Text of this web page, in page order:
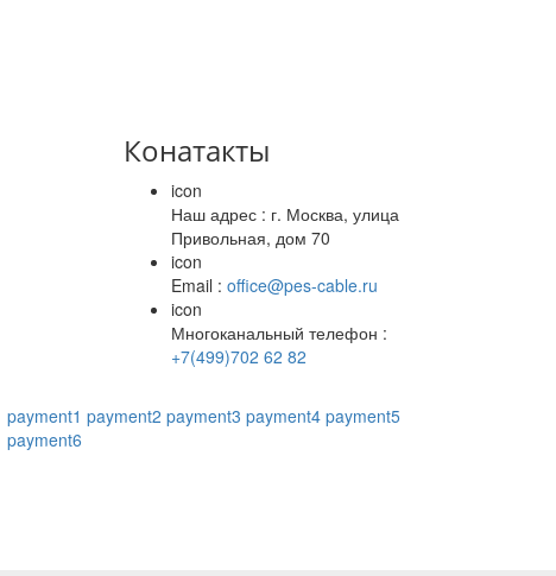
Конатакты
icon
Наш адрес : г. Москва, улица
Привольная, дом 70
icon
Email : office@pes-cable.ru
icon
Многоканальный телефон :
+7(499)702 62 82
payment1 payment2 payment3 payment4 payment5
payment6